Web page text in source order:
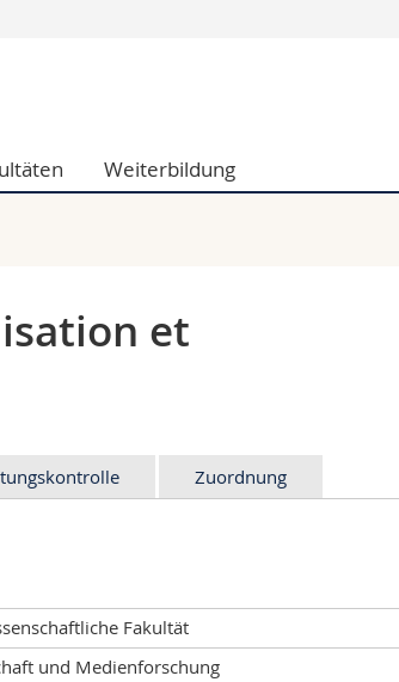
Fak.
Forschende
Weiterbildung
et
Zuordnung
Fakultät
und Medienforschung